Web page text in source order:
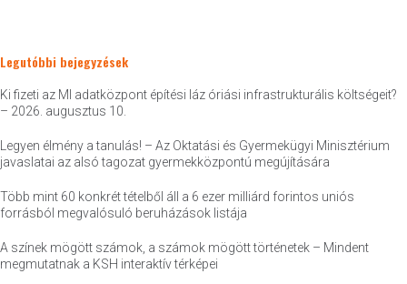
Legutóbbi bejegyzések
Ki fizeti az MI adatközpont építési láz óriási infrastrukturális költségeit?
– 2026. augusztus 10.
Legyen élmény a tanulás! – Az Oktatási és Gyermekügyi Minisztérium
javaslatai az alsó tagozat gyermekközpontú megújítására
Több mint 60 konkrét tételből áll a 6 ezer milliárd forintos uniós
forrásból megvalósuló beruházások listája
A színek mögött számok, a számok mögött történetek – Mindent
megmutatnak a KSH interaktív térképei